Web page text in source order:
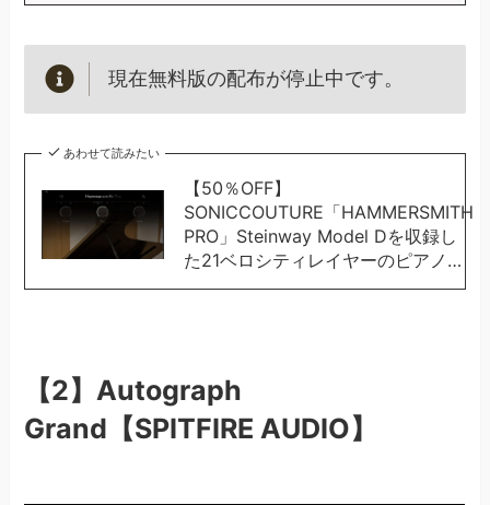
現在無料版の配布が停止中です。
あわせて読みたい
【50％OFF】
SONICCOUTURE「HAMMERSMITH
PRO」Steinway Model Dを収録し
た21ベロシティレイヤーのピアノ…
【2】Autograph
Grand【SPITFIRE AUDIO】